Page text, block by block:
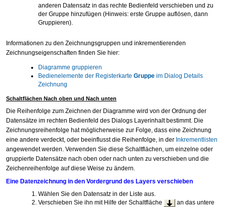
anderen Datensatz in das rechte Bedienfeld verschieben und zu
der Gruppe hinzufügen (Hinweis: erste Gruppe auflösen, dann
Gruppieren).
Informationen zu den Zeichnungsgruppen und inkrementierenden
Zeichnungseigenschaften finden Sie hier:
Diagramme gruppieren
Bedienelemente der Registerkarte Gruppe im Dialog Details
Zeichnung
Schaltflächen Nach oben und Nach unten
Die Reihenfolge zum Zeichnen der Diagramme wird von der Ordnung der
Datensätze im rechten Bedienfeld des Dialogs Layerinhalt bestimmt. Die
Zeichnungsreihenfolge hat möglicherweise zur Folge, dass eine Zeichnung
eine andere verdeckt, oder beeinflusst die Reihenfolge, in der Inkrementlisten
angewendet werden. Verwenden Sie diese Schaltflächen, um einzelne oder
gruppierte Datensätze nach oben oder nach unten zu verschieben und die
Zeichenreihenfolge auf diese Weise zu ändern.
Eine Datenzeichnung in den Vordergrund des Layers verschieben
Wählen Sie den Datensatz in der Liste aus.
Verschieben Sie ihn mit Hilfe der Schaltfläche
an das untere